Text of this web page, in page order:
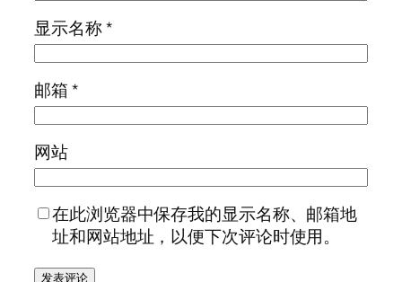
显示名称*
邮箱*
网站
在此浏览器中保存我的显示名称、邮箱地
址和网站地址，以便下次评论时使用。